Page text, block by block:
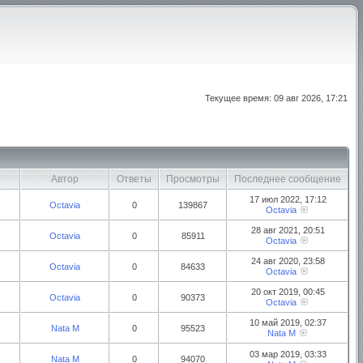
Текущее время: 09 авг 2026, 17:21
Автор Ответы Просмотры Последнее сообщение
Octavia 0 139867
17 июл 2022, 17:12
Octavia
Octavia 0 85911
28 авг 2021, 20:51
Octavia
Octavia 0 84633
24 авг 2020, 23:58
Octavia
Octavia 0 90373
20 окт 2019, 00:45
Octavia
Nata M 0 95523
10 май 2019, 02:37
Nata M
Nata M 0 94070
03 мар 2019, 03:33